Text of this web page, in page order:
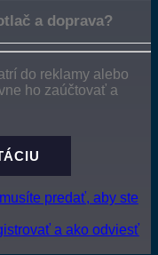
a doprava?
do reklamy alebo
ho zaúčtovať a
predať, aby ste
a ako odviesť